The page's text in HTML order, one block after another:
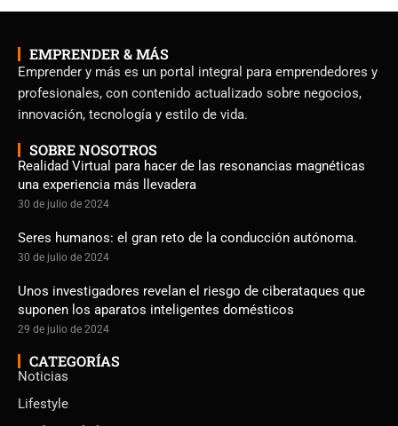
EMPRENDER & MÁS
Emprender y más es un portal integral para emprendedores y
profesionales, con contenido actualizado sobre negocios,
innovación, tecnología y estilo de vida.
SOBRE NOSOTROS
Realidad Virtual para hacer de las resonancias magnéticas
una experiencia más llevadera
30 de julio de 2024
Seres humanos: el gran reto de la conducción autónoma.
30 de julio de 2024
Unos investigadores revelan el riesgo de ciberataques que
suponen los aparatos inteligentes domésticos
29 de julio de 2024
CATEGORÍAS
Noticias
Lifestyle